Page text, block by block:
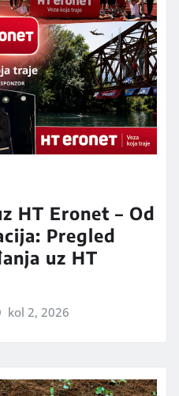
HT Eronet – Od
Pregled
uz HT
kol 2, 2026